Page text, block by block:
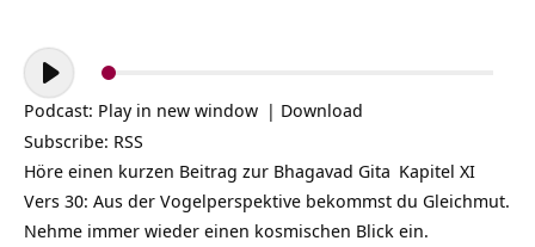
Audio-
Player
Podcast: Play in new window | Download
Subscribe: RSS
Höre einen kurzen Beitrag zur Bhagavad Gita Kapitel XI
Vers 30: Aus der Vogelperspektive bekommst du Gleichmut.
Nehme immer wieder einen kosmischen Blick ein.